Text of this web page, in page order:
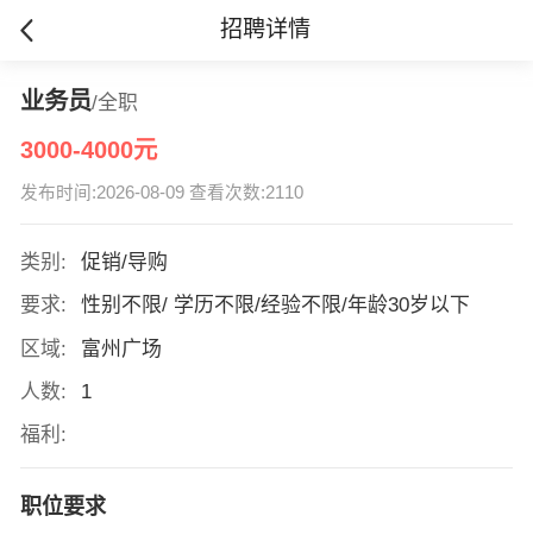
招聘详情
业务员/全职
3000-4000元
发布时间:2026-08-09 查看次数:2110
类别:
促销/导购
要求:
性别不限/ 学历不限/经验不限/年龄30岁以下
区域:
富州广场
人数:
1
福利:
职位要求